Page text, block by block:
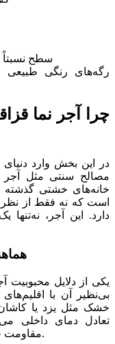
سطح
رگه‌های رنگی طبیعی
چرا آجر نما
در این بخش وارد
مصالح سنتی مثل آجر
خانه‌های خشتی گذشته
است که نه فقط از نظر
دارد. این آجر، نه‌تنها
یکی از دلایل محبوبیت
بی‌نظیر آن با
خشک مثل یزد یا
تعادل دمای داخلی
مقاومت خوبی در برابر رطوبت از خود نشان می‌دهد.